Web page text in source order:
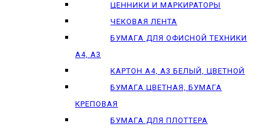
ЦЕННИКИ И МАРКИРАТОРЫ
ЧЕКОВАЯ ЛЕНТА
БУМАГА ДЛЯ ОФИСНОЙ ТЕХНИКИ
А4, А3
КАРТОН А4, А3 БЕЛЫЙ, ЦВЕТНОЙ
БУМАГА ЦВЕТНАЯ, БУМАГА
КРЕПОВАЯ
БУМАГА ДЛЯ ПЛОТТЕРА